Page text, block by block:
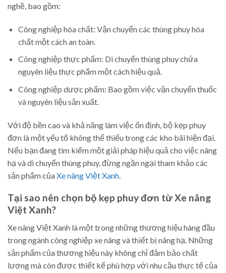
nghề, bao gồm:
Công nghiệp hóa chất: Vận chuyển các thùng phuy hóa
chất một cách an toàn.
Công nghiệp thực phẩm: Di chuyển thùng phuy chứa
nguyên liệu thực phẩm một cách hiệu quả.
Công nghiệp dược phẩm: Bao gồm việc vận chuyển thuốc
và nguyên liệu sản xuất.
Với độ bền cao và khả năng làm việc ổn định, bộ kẹp phuy
đơn là một yếu tố không thể thiếu trong các kho bãi hiện đại.
Nếu bạn đang tìm kiếm một giải pháp hiệu quả cho việc nâng
hạ và di chuyển thùng phuy, đừng ngần ngại tham khảo các
sản phẩm củaXe nâng Việt Xanh
Tại sao nên chọn bộ kẹp phuy đơn từ Xe nâng
Việt Xanh?
Xe nâng Việt Xanh là một trong những thương hiệu hàng đầu
trong ngành công nghiệp xe nâng và thiết bị nâng hạ. Những
sản phẩm của thương hiệu này không chỉ đảm bảo chất
lượng mà còn được thiết kế phù hợp với nhu cầu thực tế của